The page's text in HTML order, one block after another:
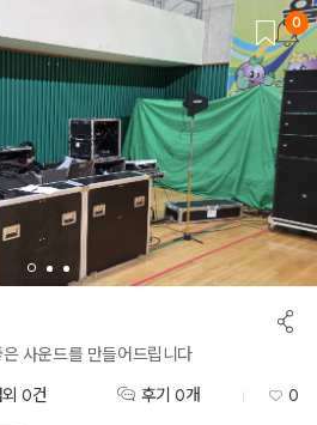
0
사운드를 만들어드립니다
외 0건 후기 0개 0
공
유